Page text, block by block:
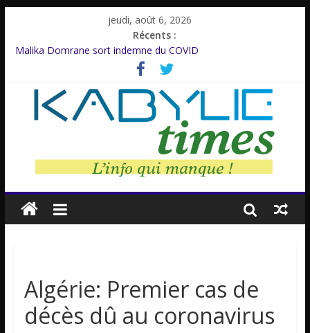
jeudi, août 6, 2026
Récents :
Malika Domrane sort indemne du COVID
Dracula : Une légende inspirée d’un personnage réel
Azzedine Meddour: Un cinéaste émérite, un parcours inachevé
Amnesty International rompt le silence
Farid M’Sili : Une vie au service de la jeunesse.
Algérie: Premier cas de
décès dû au coronavirus